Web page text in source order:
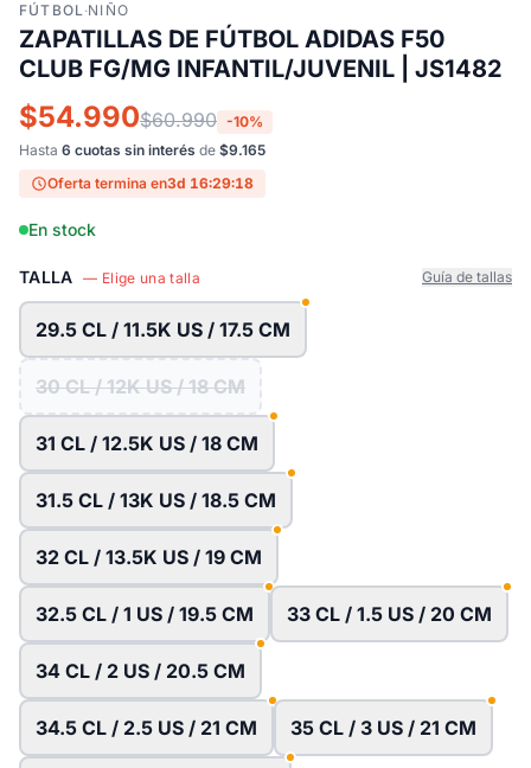
FÚTBOL·NIÑO
ZAPATILLAS DE FÚTBOL ADIDAS F50
CLUB FG/MG INFANTIL/JUVENIL | JS1482
$54.990$60.990 -10%
Hasta 6 cuotas sin interés de $9.165
Oferta termina en3d 16:29:17
En stock
TALLA — Elige una talla Guía de tallas
29.5 CL / 11.5K US / 17.5 CM
30 CL / 12K US / 18 CM
31 CL / 12.5K US / 18 CM
31.5 CL / 13K US / 18.5 CM
32 CL / 13.5K US / 19 CM
32.5 CL / 1 US / 19.5 CM 33 CL / 1.5 US / 20 CM
34 CL / 2 US / 20.5 CM
34.5 CL / 2.5 US / 21 CM 35 CL / 3 US / 21 CM